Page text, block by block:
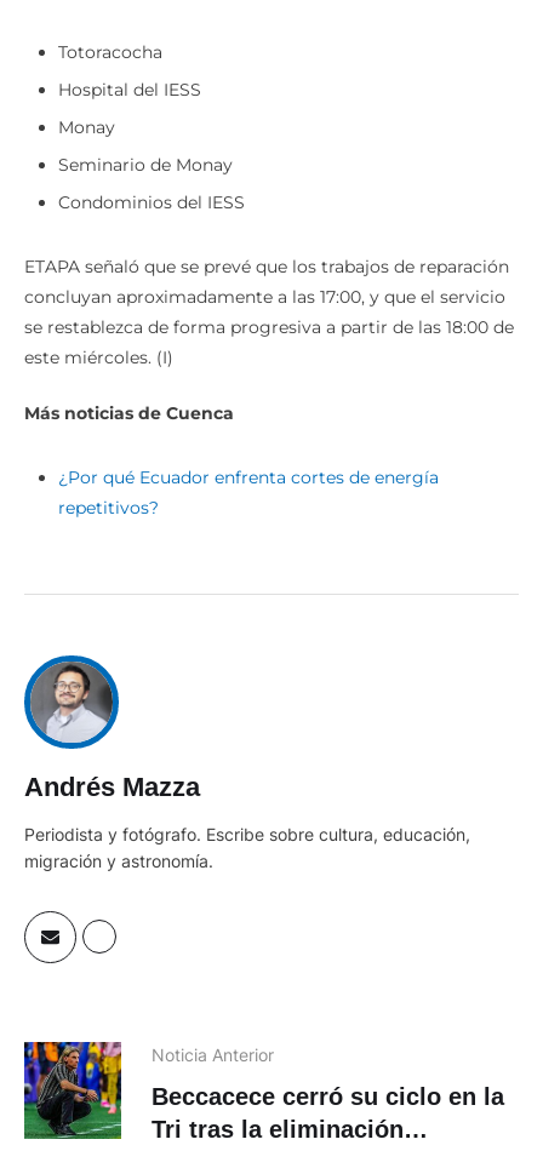
Totoracocha
Hospital del IESS
Monay
Seminario de Monay
Condominios del IESS
ETAPA señaló que se prevé que los trabajos de reparación
concluyan aproximadamente a las 17:00, y que el servicio
se restablezca de forma progresiva a partir de las 18:00 de
este miércoles. (I)
Más noticias de Cuenca
¿Por qué Ecuador enfrenta cortes de energía
repetitivos?
Andrés Mazza
Periodista y fotógrafo. Escribe sobre cultura, educación,
migración y astronomía.
Noticia Anterior
Beccacece cerró su ciclo en la
Tri tras la eliminación